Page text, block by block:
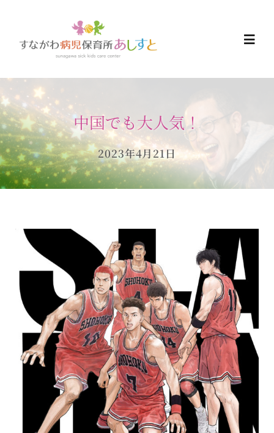
content
HOME
お知らせ
ご予約について
当日の過ごし方
保育所のご案内
ボヤキ100%
中国でも大人気！
2023年4月21日